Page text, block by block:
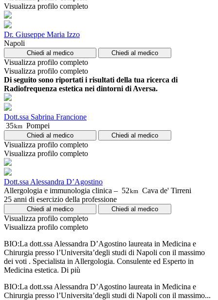
Visualizza profilo completo
Dr. Giuseppe Maria Izzo
Napoli
Chiedi al medico Chiedi al medico
Visualizza profilo completo
Visualizza profilo completo
Di seguito sono riportati i risultati della tua ricerca di
Radiofrequenza estetica nei dintorni di Aversa.
Dott.ssa Sabrina Francione
35km Pompei
Chiedi al medico Chiedi al medico
Visualizza profilo completo
Visualizza profilo completo
Dott.ssa Alessandra D’Agostino
Allergologia e immunologia clinica – 52km Cava de' Tirreni
25 anni di esercizio della professione
Chiedi al medico Chiedi al medico
Visualizza profilo completo
Visualizza profilo completo
BIO:La dott.ssa Alessandra D’Agostino laureata in Medicina e
Chirurgia presso l’Universita’degli studi di Napoli con il massimo
dei voti . Specialista in Allergologia. Consulente ed Esperto in
Medicina estetica. Di più
BIO:La dott.ssa Alessandra D’Agostino laureata in Medicina e
Chirurgia presso l’Universita’degli studi di Napoli con il massimo...